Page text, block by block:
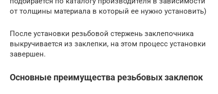
от толщины материала в который ее нужно установить)
После установки резьбовой стержень заклепочника
выкручивается из заклепки, на этом процесс установки
завершен.
Основные преимущества резьбовых заклепок